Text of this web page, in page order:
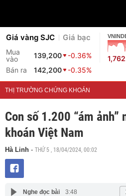
Giá vàng SJC Giá bạc
Mua
vào
139,200
-0.36%
Bán ra
142,200 -0.35%
THỊ TRƯỜNG CHỨNG KHOÁN
Con số 1.200 “ám
khoán Việt Nam
Hà Linh - THỨ 5 , 18/04/2024, 00:02
Nghe đọc bài 3:48